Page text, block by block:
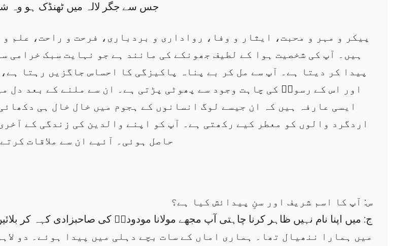
جس سے جگر لالہ میں ٹھنڈک ہو وہ
پیکر و مہر و محبت، ایثار و وفا، رواداری و بردباری، فرحت و راحت، علم
ہیں۔ آپ کی شخصیت ہوا کے لطیف جھونکے کی مانند ہے جو نہایت سبک خرامی
پیدا کر دیتا ہے۔ آپ سے مل کر بے پناہ پاکیزگی کا احساس جاگزیں رہتا
اور اس کے رسولؐ کی چاہت وجود سے پھوٹی پڑتی ہے۔ ان سے ملنے کے بعد دل
ایسی عارفہ ہیں کہ ان جیسے لوگ انسانوں کے ہجوم میں خال خال ہی
اردگرد والوں کو معطر کیے رکھتی ہے۔ آپ کو اپنے والدین کی زندگی کے
حاصل ہوئی۔ آئیے ان سے ملاقات
س: آپ کا اسم شریف اور سنِ پیدائش کیا ہے؟
میں ہمارا ننھیال تھا۔ ہماری اماں کے سات بچے دہلی میں پیدا ہوئے۔ دو